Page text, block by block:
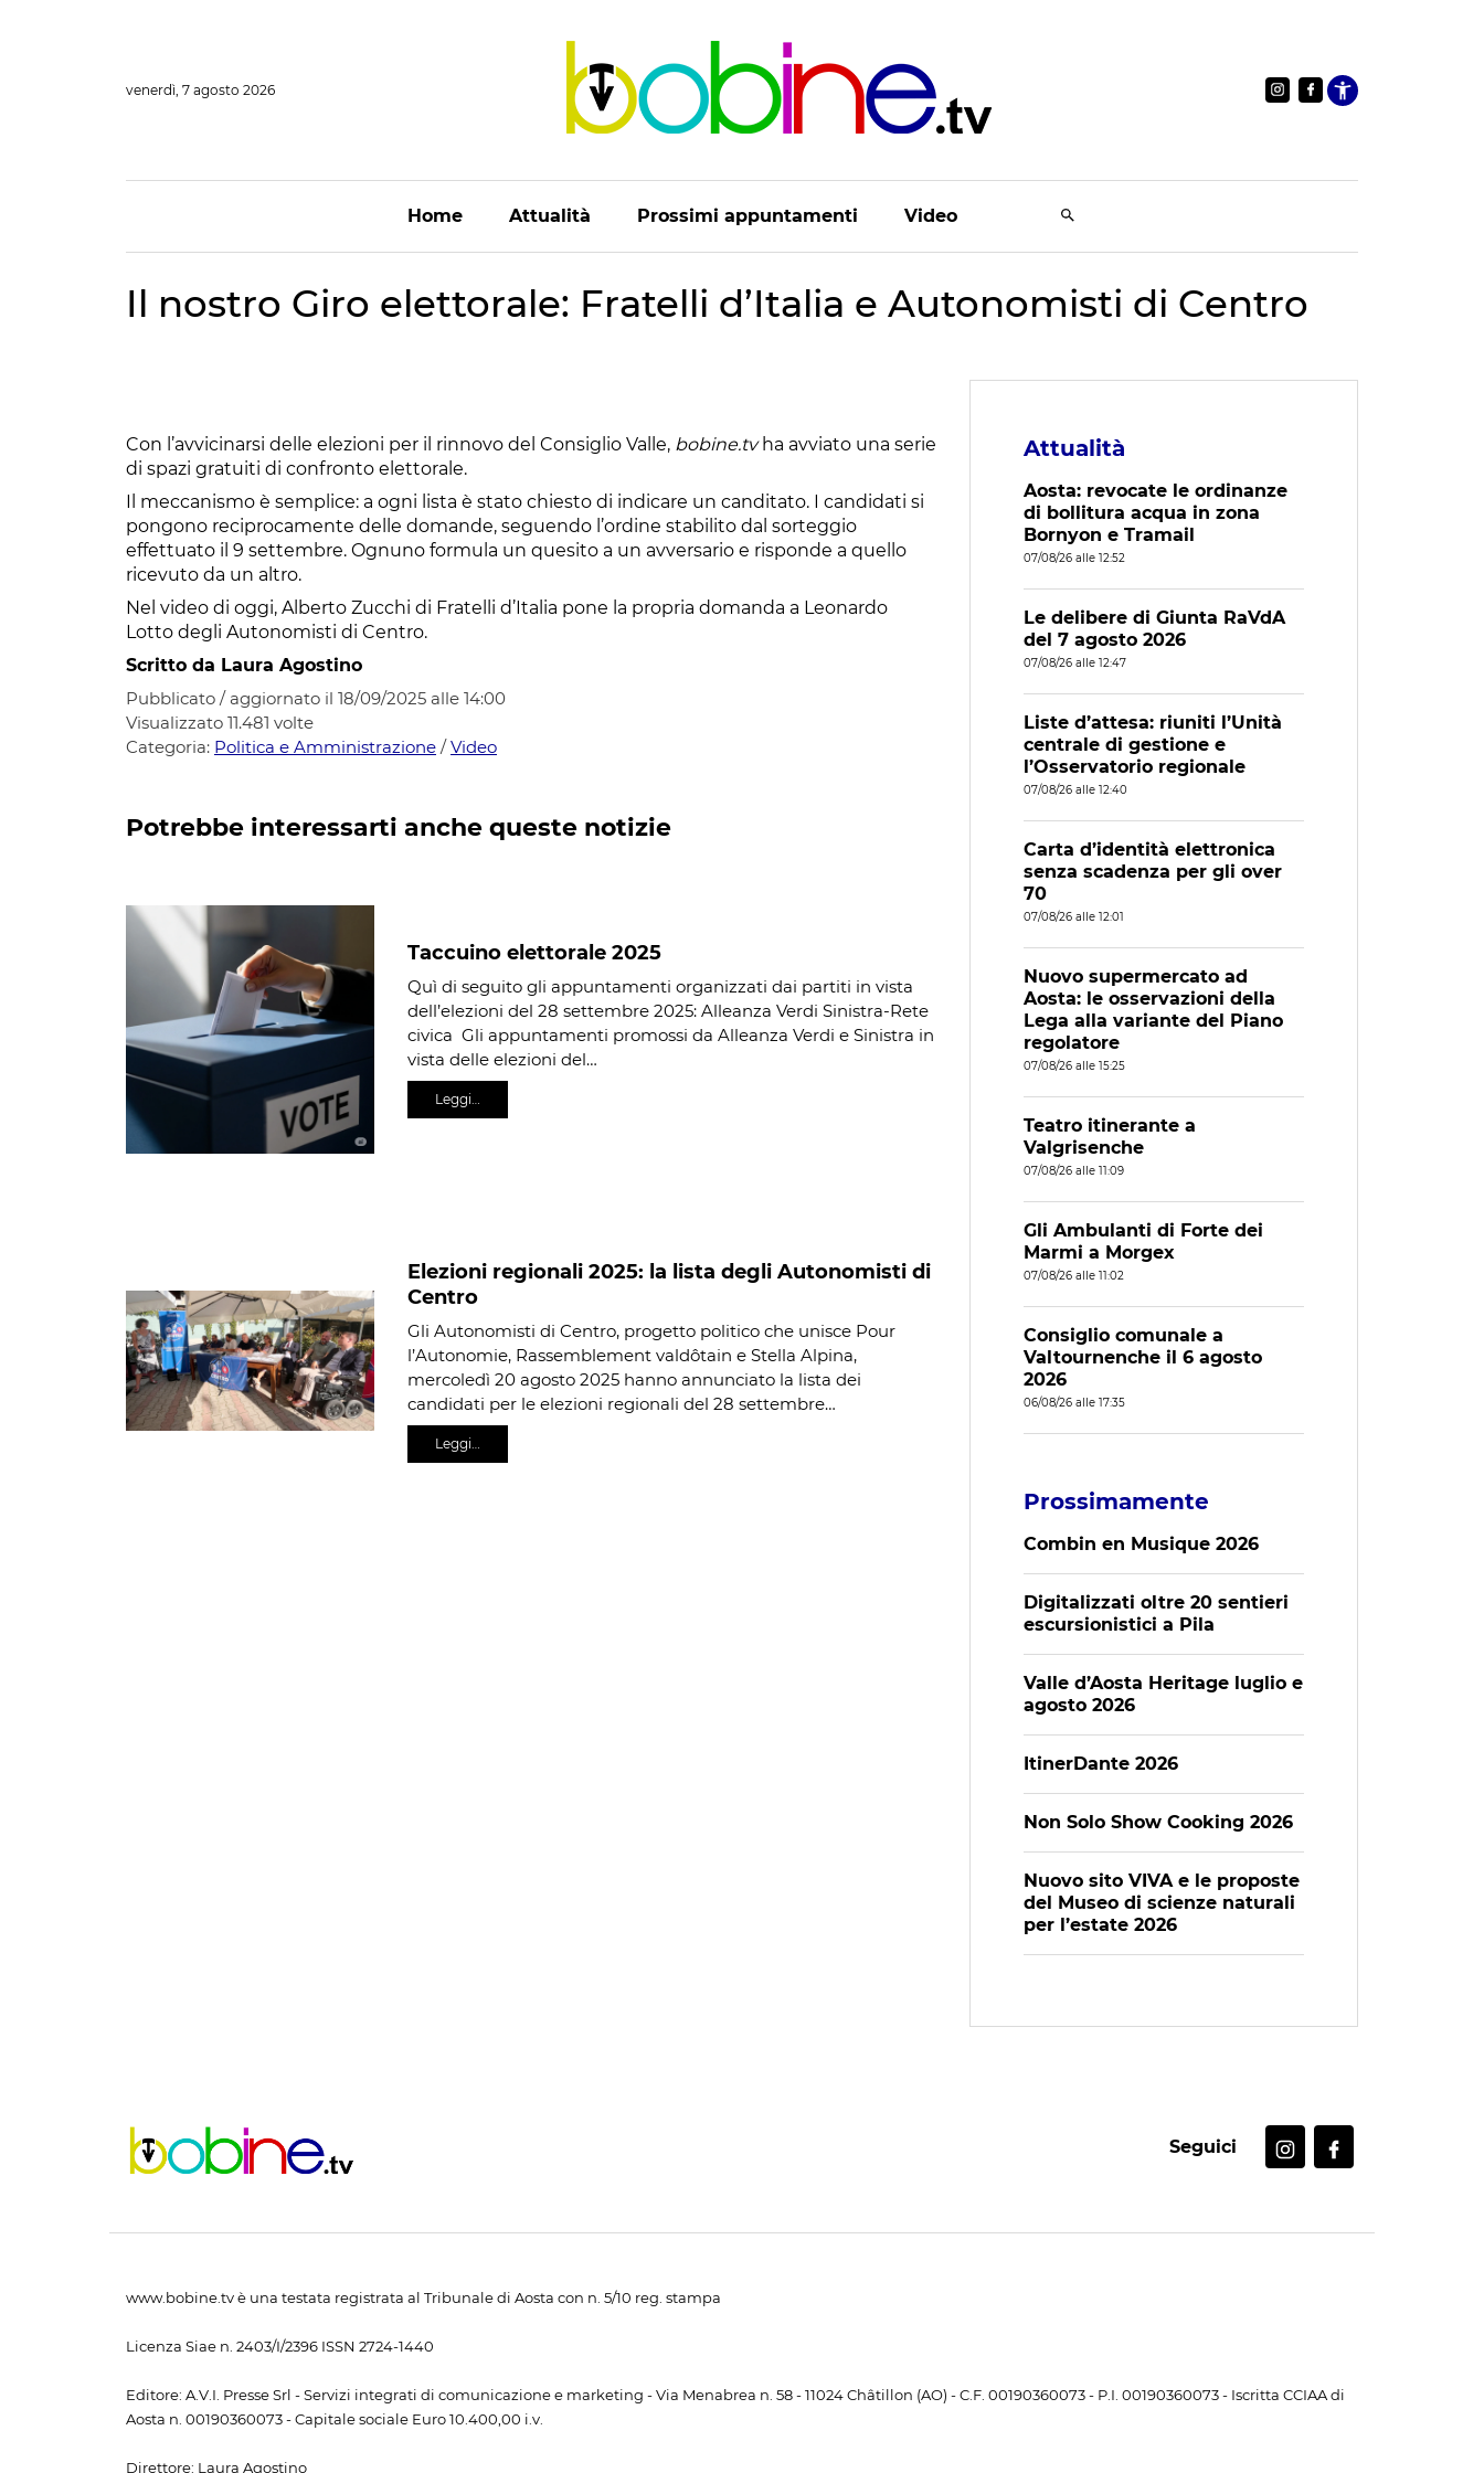
venerdì, 7 agosto 2026 Apri le
Home Attualità Prossimi appuntamenti Video
Il nostro Giro elettorale: Fratelli d’Italia e Autonomisti di Centro
Con l’avvicinarsi delle elezioni per il rinnovo del Consiglio Valle, bobine.tvha avviato una serie
di spazi gratuiti di confronto elettorale.
Il meccanismo è semplice: a ogni lista è stato chiesto di indicare un canditato. I candidati si
pongono reciprocamente delle domande, seguendo l’ordine stabilito dal sorteggio
effettuato il 9 settembre. Ognuno formula un quesito a un avversario e risponde a quello
ricevuto da un altro.
Nel video di oggi, Alberto Zucchi di Fratelli d’Italia pone la propria domanda a Leonardo
Lotto degli Autonomisti di Centro.
Scritto da Laura Agostino
Pubblicato / aggiornato il 18/09/2025 alle 14:00
Visualizzato 11.481 volte
Categoria: Politica e Amministrazione /Video
Potrebbe interessarti anche queste notizie
Taccuino elettorale 2025
Quì di seguito gli appuntamenti organizzati dai partiti in vista
dell’elezioni del 28 settembre 2025: Alleanza Verdi Sinistra-Rete
civica Gli appuntamenti promossi da Alleanza Verdi e Sinistra in
vista delle elezioni del…
Leggi…
Elezioni regionali 2025: la lista degli Autonomisti di
Centro
Gli Autonomisti di Centro, progetto politico che unisce Pour
l’Autonomie, Rassemblement valdôtain e Stella Alpina,
mercoledì 20 agosto 2025 hanno annunciato la lista dei
candidati per le elezioni regionali del 28 settembre…
Leggi…
Attualità
Aosta: revocate le ordinanze
di bollitura acqua in zona
Bornyon e Tramail
07/08/26 alle 12:52
Le delibere di Giunta RaVdA
del 7 agosto 2026
07/08/26 alle 12:47
Liste d’attesa: riuniti l’Unità
centrale di gestione e
l’Osservatorio regionale
07/08/26 alle 12:40
Carta d’identità elettronica
senza scadenza per gli over
70
07/08/26 alle 12:01
Nuovo supermercato ad
Aosta: le osservazioni della
Lega alla variante del Piano
regolatore
07/08/26 alle 15:25
Teatro itinerante a
Valgrisenche
07/08/26 alle 11:09
Gli Ambulanti di Forte dei
Marmi a Morgex
07/08/26 alle 11:02
Consiglio comunale a
Valtournenche il 6 agosto
2026
06/08/26 alle 17:35
Prossimamente
Combin en Musique 2026
Digitalizzati oltre 20 sentieri
escursionistici a Pila
Valle d’Aosta Heritage luglio e
agosto 2026
ItinerDante 2026
Non Solo Show Cooking 2026
Nuovo sito VIVA e le proposte
del Museo di scienze naturali
per l’estate 2026
Seguici
www.bobine.tv è una testata registrata al Tribunale di Aosta con n. 5/10 reg. stampa
Licenza Siae n. 2403/I/2396 ISSN 2724-1440
Editore: A.V.I. Presse Srl - Servizi integrati di comunicazione e marketing - Via Menabrea n. 58 - 11024 Châtillon (AO) - C.F. 00190360073 - P.I. 00190360073 - Iscritta CCIAA di
Aosta n. 00190360073 - Capitale sociale Euro 10.400,00 i.v.
Direttore: Laura Agostino